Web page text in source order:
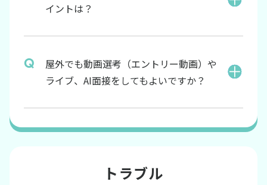
イントは？
屋外でも動画選考（エントリー動画）や
ライブ、AI面接をしてもよいですか？
トラブル